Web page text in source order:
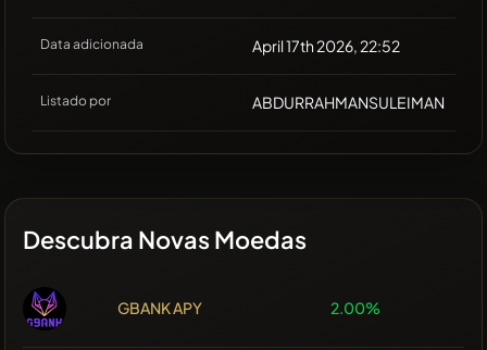
Data adicionada April 17th 2026, 22:52
Listado por ABDURRAHMANSULEIMAN
Descubra Novas Moedas
GBANK APY 2.00%